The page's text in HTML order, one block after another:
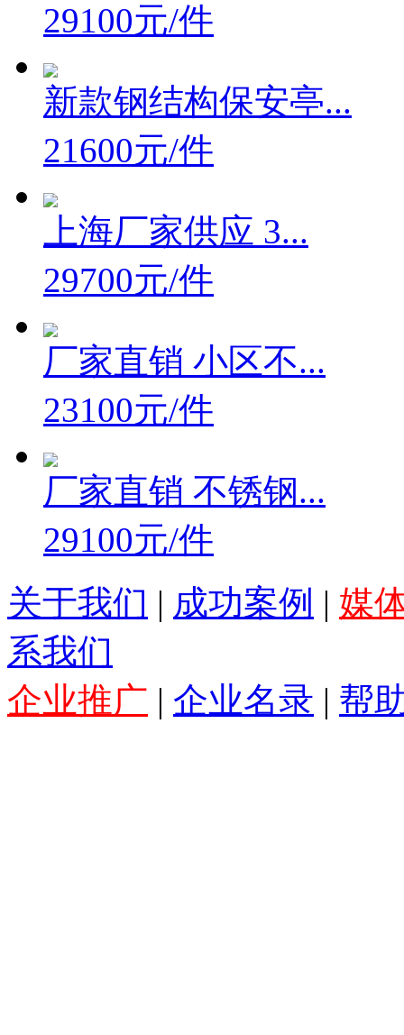
29100元/件
新款钢结构保安亭...
21600元/件
上海厂家供应 3...
29700元/件
厂家直销 小区不...
23100元/件
厂家直销 不锈钢...
29100元/件
关于我们 | 成功案例 | 媒
系我们
企业推广 | 企业名录 | 帮